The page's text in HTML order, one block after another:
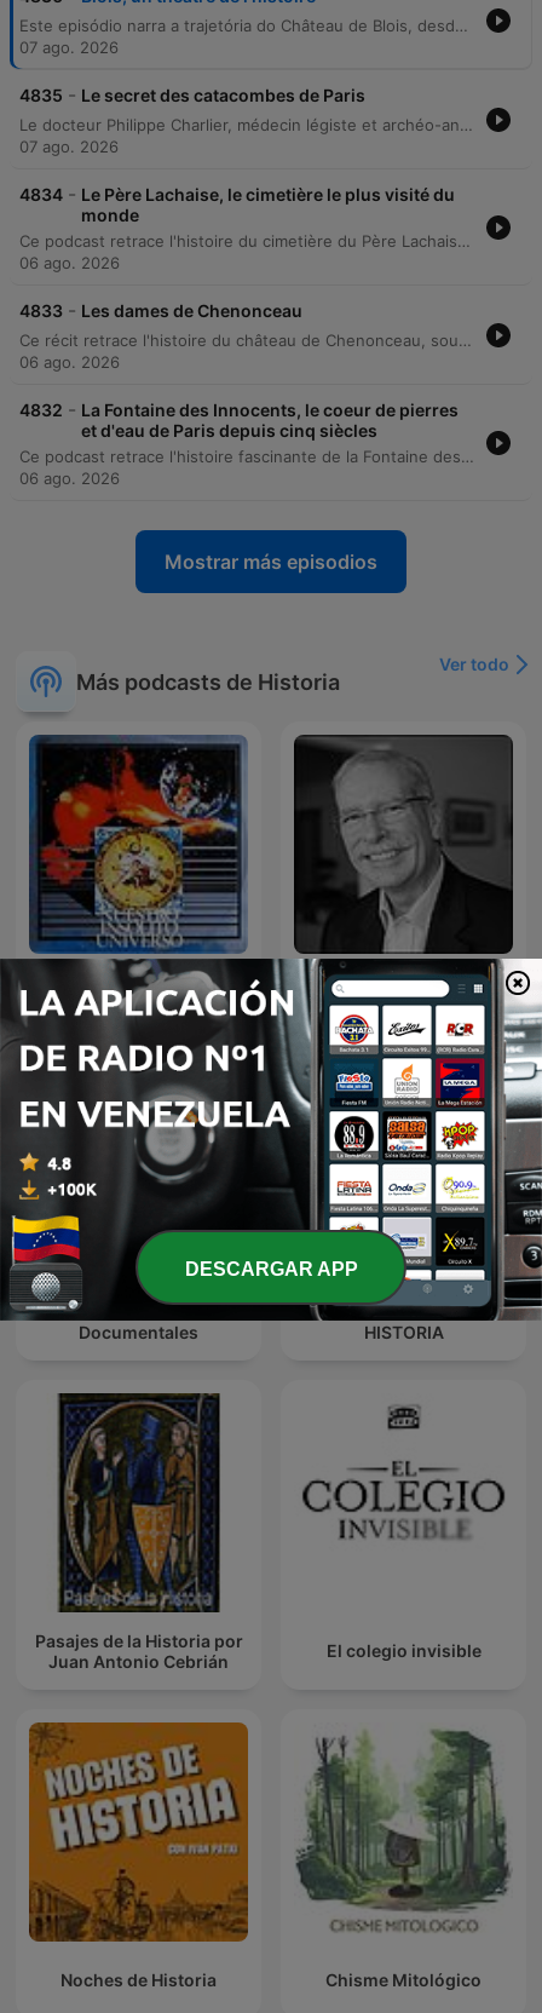
Este episódio narra a trajetória do Château de Blois, desde as suas origens medievais e a sua evolução arquitetónica sob reinados como os de Louis XII e François I, até ao seu auge durante a Renascença. O relato detalha eventos políticos sangrentos, como o assassinato do Duque de Guise por ordem de Henri III, que marcou o início de um período de declínio. A narrativa explora também as transformações feitas por Gaston d'Orléans e momentos de tensão como o exílio e a fuga de Maria de Médicis. Por fim, aborda a transição do castelo de um símbolo de poder real para um local associado a tragédias, culminando nos processos de restauração e preservação da sua herança histórica.
07 ago. 2026
4835 - Le secret des catacombes de Paris
Le docteur Philippe Charlier, médecin légiste et archéo-anthropologue, guide Virginie à travers les catacombes de Paris pour explorer ses recherches sur l'état de santé des populations parisiennes à travers les siècles. Il détaille l'organisation des ossements, l'histoire des carrières de pierre et les raisons sanitaires ayant conduit au transfert des cimetières vers les souterrains. L'exploration révèle l'ampleur impressionnante des dépôts d'ossements et suggère un nombre de défunts bien supérieur aux estimations officielles. L'épisode aborde également la dimension philosophique des inscriptions gravées sur les murs ainsi que l'importance scientifique de ces restes pour l'étude paléopathologique de l'histoire des maladies.
07 ago. 2026
4834 - Le Père Lachaise, le cimetière le plus visité du
monde
Ce podcast retrace l'histoire du cimetière du Père Lachaise, de sa création sous Napoléon Bonaparte à son essor en tant que lieu de tourisme funéraire mondialement connu. À travers l'exploration de ses origines historiques, de son aménagement paysager unique et de la présence de célébrités, nous découvrons comment ce site est devenu un monument de mémoire. L'épisode propose également une discussion avec le conservateur Benoît Gallot sur les défis contemporains de la gestion du site. Il aborde les enjeux liés à la saturation des concessions, la préservation du patrimoine artistique et naturel, ainsi que la difficulté de concilier l'afflux touristique avec le respect nécessaire au recueillement des familles.
06 ago. 2026
4833 - Les dames de Chenonceau
Ce récit retrace l'histoire du château de Chenonceau, soulignant le rôle prédominant des femmes, de Catherine Brissonnet à Catherine de Médicis et Diane de Poitiers. Le programme explore les transformations architecturales du domaine, ses enjeux politiques entre rivalités de reines, ainsi que son importance stratégique jusqu'à l'époque des Lumières avec Madame Dupin. L'épisode poursuit l'évolution du château, depuis le salon intellectuel de Madame Dupin et son rôle durant la Révolution française jusqu'à sa transformation en hôpital militaire pendant la Première Guerre mondiale. Il évoque également les changements de propriétaires successifs, notamment la famille Meunier, et souligne l'importance culturelle du château comme pont entre les époques et les cultures.
06 ago. 2026
4832 - La Fontaine des Innocents, le coeur de pierres
et d'eau de Paris depuis cinq siècles
Ce podcast retrace l'histoire fascinante de la Fontaine des Innocents, véritable cœur de pierre et d'eau du quartier des Halles à Paris. Depuis sa construction en 1549 pour célébrer l'entrée du roi Henri II dans la capitale, l'édifice a traversé cinq siècles d'urbanisme, de transformations architecturales et de bouleversements sociaux. L'épisode explore le génie de Jean Goujon, sculpteur de la Renaissance dont les nymphes en bas-relief ornent encore la fontaine. Le récit voyage du XVIe siècle, marqué par la présence du cimetière des Innocents, jusqu'aux grands travaux haussmanniens et à la création de la Canopée contemporaine, témoignant de la résilience de ce monument historique face aux mutations de la ville.
06 ago. 2026
Mostrar más episodios
Más podcasts de Historia
Ver todo
Nuestro insólito universo Venezolanos
Escuchando
Documentales
HISTORIAS DE LA
HISTORIA
Pasajes de la Historia por
Juan Antonio Cebrián
El colegio invisible
Noches de Historia Chisme Mitológico
DESCARGAR APP